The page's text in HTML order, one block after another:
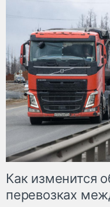
Как изменится
перевозках